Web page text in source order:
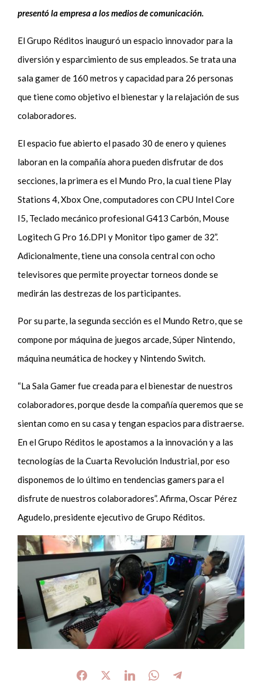
presentó la empresa a los medios de comunicación.
El Grupo Réditos inauguró un espacio innovador para la
diversión y esparcimiento de sus empleados. Se trata una
sala gamer de 160 metros y capacidad para 26 personas
que tiene como objetivo el bienestar y la relajación de sus
colaboradores.
El espacio fue abierto el pasado 30 de enero y quienes
laboran en la compañía ahora pueden disfrutar de dos
secciones, la primera es el Mundo Pro, la cual tiene Play
Stations 4, Xbox One, computadores con CPU Intel Core
I5, Teclado mecánico profesional G413 Carbón, Mouse
Logitech G Pro 16.DPI y Monitor tipo gamer de 32”.
Adicionalmente, tiene una consola central con ocho
televisores que permite proyectar torneos donde se
medirán las destrezas de los participantes.
Por su parte, la segunda sección es el Mundo Retro, que se
compone por máquina de juegos arcade, Súper Nintendo,
máquina neumática de hockey y Nintendo Switch.
“La Sala Gamer fue creada para el bienestar de nuestros
colaboradores, porque desde la compañía queremos que se
sientan como en su casa y tengan espacios para distraerse.
En el Grupo Réditos le apostamos a la innovación y a las
tecnologías de la Cuarta Revolución Industrial, por eso
disponemos de lo último en tendencias gamers para el
disfrute de nuestros colaboradores”. Afirma, Oscar Pérez
Agudelo, presidente ejecutivo de Grupo Réditos.